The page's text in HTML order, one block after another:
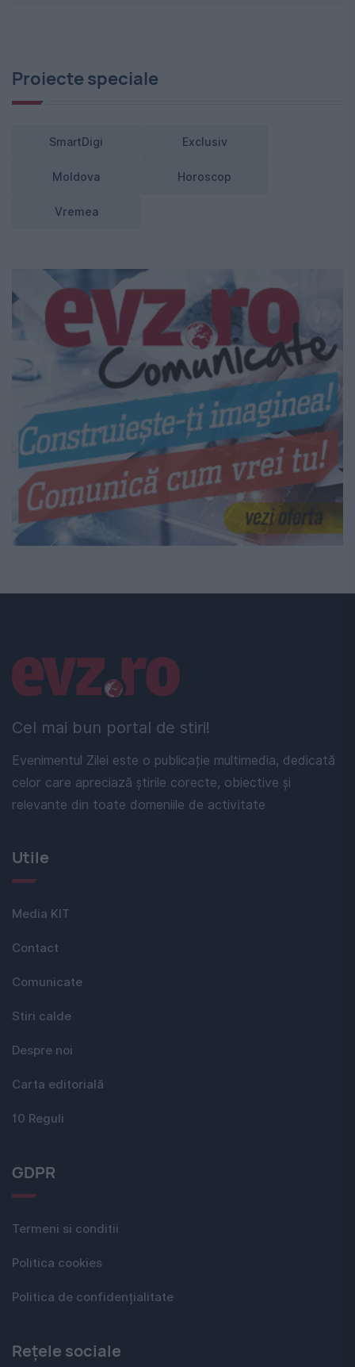
Proiecte speciale
SmartDigi Exclusiv
Moldova Horoscop
Vremea
Cel mai bun portal de stiri!
Evenimentul Zilei este o publicație multimedia, dedicată
celor care apreciază știrile corecte, obiective și
relevante din toate domeniile de activitate
Linkuri utile
Utile
Media KIT
Contact
Comunicate
Stiri calde
Despre noi
Carta editorială
10 Reguli
GDPR
Termeni si conditii
Politica cookies
Politica de confidențialitate
Rețele sociale